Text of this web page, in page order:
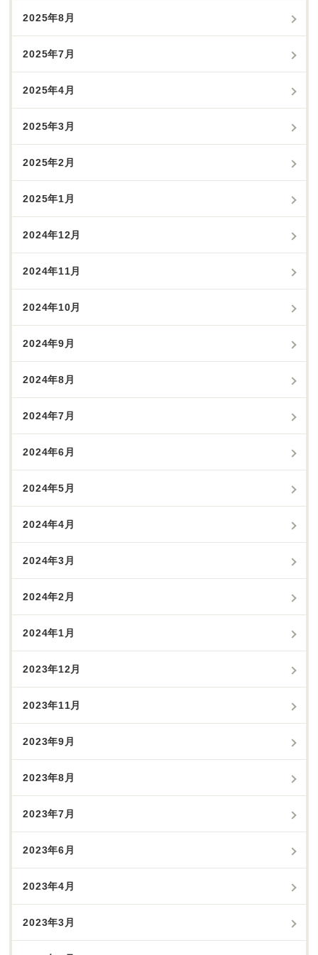
2025年8月
2025年7月
2025年4月
2025年3月
2025年2月
2025年1月
2024年12月
2024年11月
2024年10月
2024年9月
2024年8月
2024年7月
2024年6月
2024年5月
2024年4月
2024年3月
2024年2月
2024年1月
2023年12月
2023年11月
2023年9月
2023年8月
2023年7月
2023年6月
2023年4月
2023年3月